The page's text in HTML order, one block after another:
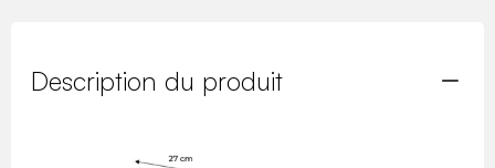
Description du produit